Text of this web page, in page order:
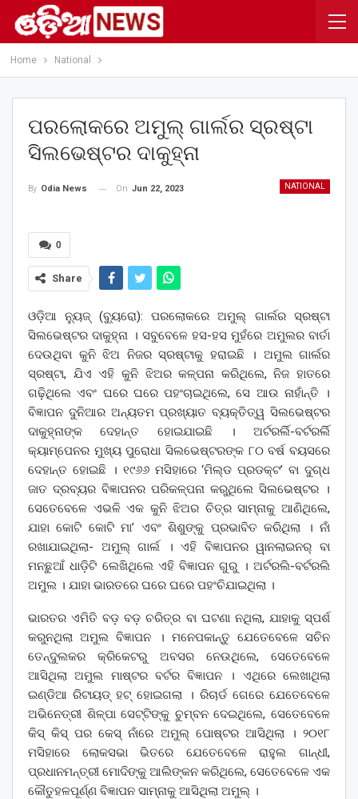
Home National
ପରଲୋକରେ ଅମୁଲ୍ ଗାର୍ଲର ସ୍ରଷ୍ଟା
ସିଲଭେଷ୍ଟର ଦାକୁହ୍ନା
NATIONAL
By Odia News On Jun 22, 2023
0
Share
ଓଡ଼ିଆ ନ୍ୟୁଜ୍ (ବ୍ୟୁରୋ): ପରଲୋକରେ ଅମୁଲ୍ ଗାର୍ଲର ସ୍ରଷ୍ଟା
ସିଲଭେଷ୍ଟର ଦାକୁହ୍ନା । ସବୁବେଳେ ହସ-ହସ ମୁହଁରେ ଅମୁଲର ବାର୍ତା
ଦେଉଥିବା କୁନି ଝିଅ ନିଜର ସ୍ରଷ୍ଟାକୁ ହରାଇଛି । ଅମୁଲ ଗାର୍ଲର
ସ୍ରଷ୍ଟା, ଯିଏ ଏହି କୁନି ଝିଅର କଳ୍ପନା କରିଥିଲେ, ନିଜ ହାତରେ
ଗଢ଼ିଥିଲେ ଏବଂ ଘରେ ଘରେ ପହଂଚାଇଥିଲେ, ସେ ଆଉ ନାହାଁନ୍ତି ।
ବିଜ୍ଞାପନ ଦୁନିଆର ଅନ୍ୟତମ ପ୍ରଖ୍ୟାତ ବ୍ୟକ୍ତିତ୍ୱ ସିଲଭେଷ୍ଟର
ଦାକୁହ୍ନାଙ୍କ ଦେହାନ୍ତ ହୋଇଯାଇଛି । ଅର୍ଟରର୍ଲି-ବର୍ଟରର୍ଲି
କ୍ୟାମ୍ପେନର ମୁଖ୍ୟ ପୁରୋଧା ସିଲଭେଷ୍ଟରଙ୍କ ୮୦ ବର୍ଷ ବୟସରେ
ଦେହାନ୍ତ ହୋଇଛି । ୧୯୬୬ ମସିହାରେ ‘ମିଲ୍ଡ ପ୍ରଡକ୍ଟ’ ବା ଦୁଗ୍ଧ
ଜାତ ଦ୍ରବ୍ୟର ବିଜ୍ଞାପନର ପରିକଳ୍ପନା କରୁଥିଲେ ସିଲଭେଷ୍ଟର ।
ସେତେବେଳେ ଏଭଳି ଏକ କୁନି ଝିଅର ଚିତ୍ର ସାମ୍ନାକୁ ଆଣିଥିଲେ,
ଯାହା କୋଟି କୋଟି ମା’ ଏବଂ ଶିଶୁଙ୍କୁ ପ୍ରଭାବିତ କରିଥିଲା । ନାଁ
ରଖାଯାଇଥିଲା- ଅମୁଲ୍ ଗାର୍ଲ । ଏହି ବିଜ୍ଞାପନର ୱାନଲାଇନର୍ ବା
ମନଛୁଆଁ ଧାଡ଼ିଟି ଲେଖିଥିଲେ ଏହି ବିଜ୍ଞାପନ ଗୁରୁ । ଅର୍ଟରଲି-ବର୍ଟରଲି
ଅମୁଲ । ଯାହା ଭାରତରେ ଘରେ ଘରେ ପହଂଚିଯାଇଥିଲା ।
ଭାରତର ଏମିତି ବଡ଼ ବଡ଼ ଚରିତ୍ର ବା ଘଟଣା ନଥିଲା, ଯାହାକୁ ସ୍ପର୍ଶ
କରୁନଥିଲା ଅମୁଲ ବିଜ୍ଞାପନ । ମନେପକାନ୍ତୁ ଯେତେବେଳେ ସଚିନ
ତେନ୍ଦୁଲକର କ୍ରିକେଟରୁ ଅବସର ନେଉଥିଲେ, ସେତେବେଳେ
ଆସିଥିଲା ଅମୁଲ ମାଷ୍ଟର ବର୍ଟର ବିଜ୍ଞାପନ । ଏଥିରେ ଲେଖାଥିଲା
ଇଣ୍ଡିଆ ରିଟାୟଡ୍ ହଟ୍ ହୋଇଗଲା । ରିଚାର୍ଡ ଗେରେ ଯେତେବେଳେ
ଅଭିନେତ୍ରୀ ଶିଳ୍ପା ସେଟ୍ଟିଙ୍କୁ ଚୁମ୍ବନ ଦେଇଥିଲେ, ସେତେବେଳେ
କିସ୍ କିସ୍ ପର କେସ୍ ନାଁରେ ଅମୁଲ୍ ପୋଷ୍ଟର ଆସିଥିଲା । ୨୦୧୮
ମସିହାରେ ଲୋକସଭା ଭିତରେ ଯେତେବେଳେ ରାହୁଲ ଗାନ୍ଧୀ,
ପ୍ରଧାନମନ୍ତ୍ରୀ ମୋଦିଙ୍କୁ ଆଲିଙ୍କନ କରିଥିଲେ, ସେତେବେଳେ ଏକ
କୌତୁହଳପୂର୍ଣ୍ଣ ବିଜ୍ଞାପନ ସାମ୍ନାକୁ ଆସିଥିଲା ଅମୁଲ୍ ।